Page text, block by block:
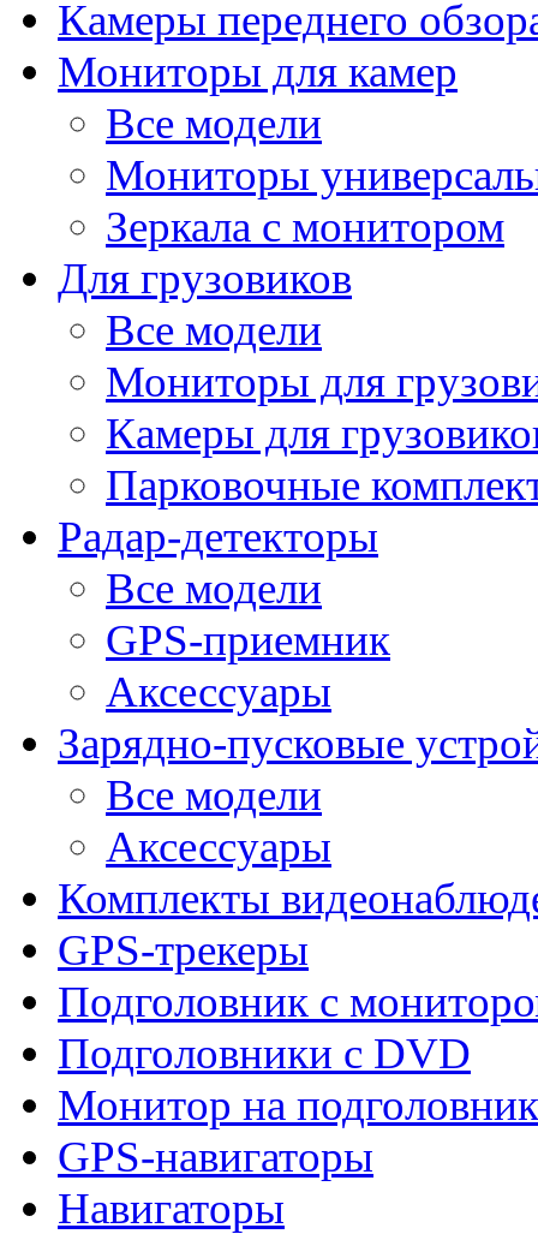
Камеры переднего
Мониторы для камер
Все модели
Мониторы
Зеркала с монитором
Для грузовиков
Все модели
Мониторы для
Камеры для
Парковочные
Радар-детекторы
Все модели
GPS-приемник
Аксессуары
Зарядно-пусковые
Все модели
Аксессуары
Комплекты
GPS-трекеры
Подголовник с
Подголовники с DVD
Монитор на подголовник
GPS-навигаторы
Навигаторы